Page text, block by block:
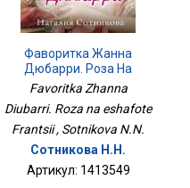
Фаворитка Жанна
Дюбарри. Роза На
Эшафоте Франции
Favoritka Zhanna
Diubarri. Roza na eshafote
Frantsii , Sotnikova N.N.
Сотникова Н.Н.
Артикул: 1413549